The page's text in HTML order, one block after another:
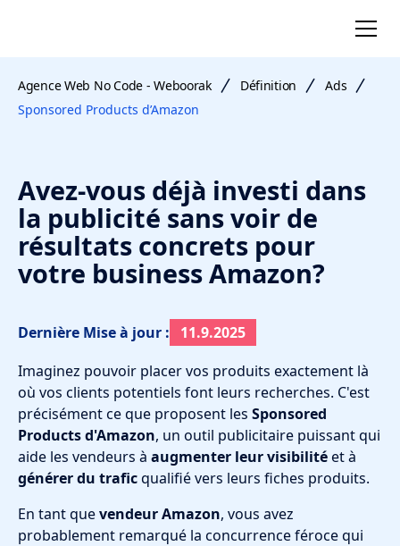
Agence Web No Code - Weboorak Définition
Ads
Sponsored Products d’Amazon
Avez-vous déjà investi dans
la publicité sans voir de
résultats concrets pour
votre business Amazon?
Dernière Mise à jour :
11.9.2025
Imaginez pouvoir placer vos produits exactement là
où vos clients potentiels font leurs recherches. C'est
précisément ce que proposent les Sponsored
Products d'Amazon, un outil publicitaire puissant qui
aide les vendeurs à augmenter leur visibilitéet à
générer du traficqualifié vers leurs fiches produits.
En tant quevendeur Amazon, vous avez
probablement remarqué la concurrence féroce qui